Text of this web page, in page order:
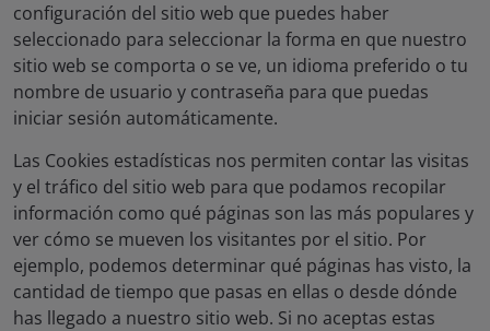
configuración del sitio web que puedes haber
seleccionado para seleccionar la forma en que nuestro
sitio web se comporta o se ve, un idioma preferido o tu
nombre de usuario y contraseña para que puedas
iniciar sesión automáticamente.
Las Cookies estadísticas nos permiten contar las visitas
y el tráfico del sitio web para que podamos recopilar
información como qué páginas son las más populares y
ver cómo se mueven los visitantes por el sitio. Por
ejemplo, podemos determinar qué páginas has visto, la
cantidad de tiempo que pasas en ellas o desde dónde
has llegado a nuestro sitio web. Si no aceptas estas